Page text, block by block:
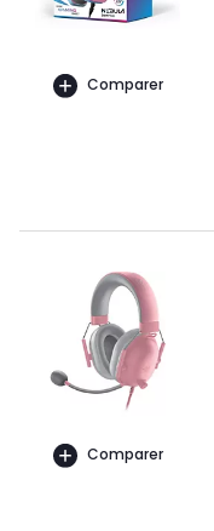
Comparer
Comparer